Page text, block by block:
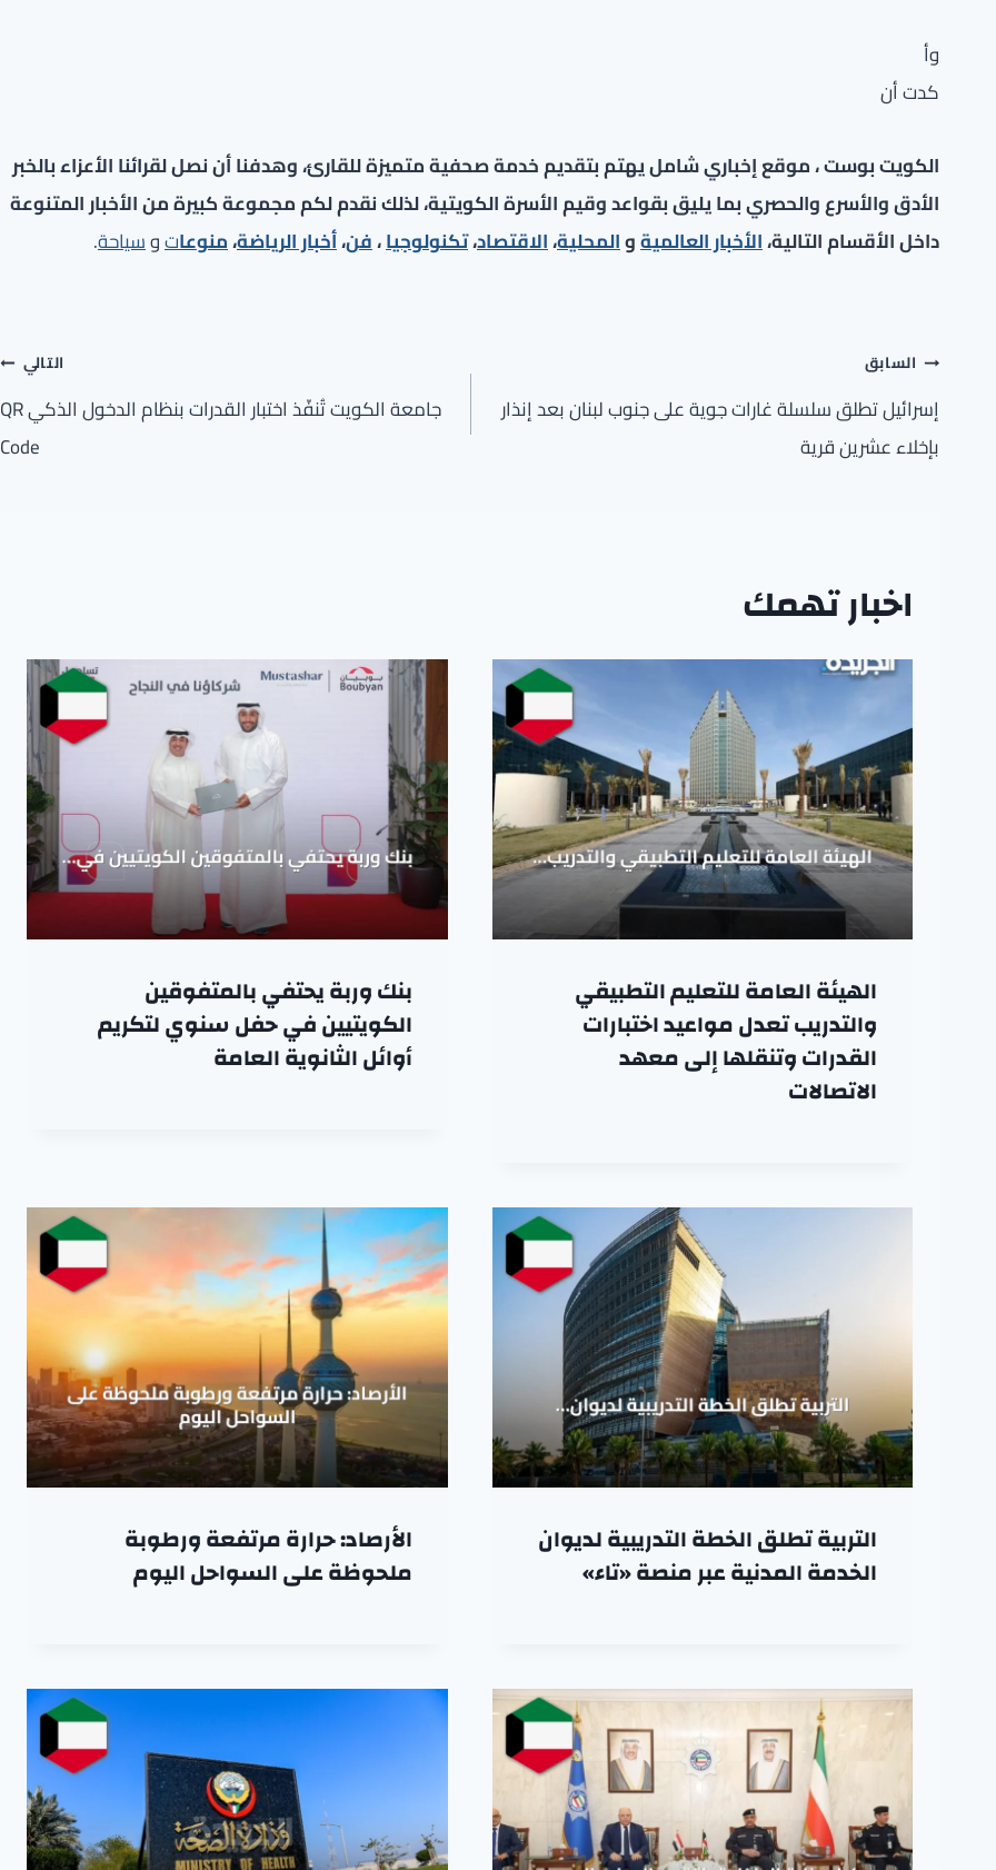
وأ
كدت أن
الكويت بوست ، موقع إخباري شامل يهتم بتقديم خدمة صحفية متميزة للقارئ، وهدفنا أن نصل لقرائنا الأعزاء بالخبر
الأدق والأسرع والحصري بما يليق بقواعد وقيم الأسرة الكويتية، لذلك نقدم لكم مجموعة كبيرة من الأخبار المتنوعة
داخل الأقسام التالية،الأخبار العالميةوالمحلية،الاقتصاد،تكنولوجيا،فن،أخبار الرياضة،منوعاتوسياحة.
تصفّح
المقالات
السابق
إسرائيل تطلق سلسلة غارات جوية على جنوب لبنان بعد إنذار
بإخلاء عشرين قرية
التالي
جامعة الكويت تُنفّذ اختبار القدرات بنظام الدخول الذكي QR
Code
اخبار تهمك
الهيئة العامة للتعليم التطبيقي
والتدريب تعدل مواعيد اختبارات
القدرات وتنقلها إلى معهد
الاتصالات
بنك وربة يحتفي بالمتفوقين
الكويتيين في حفل سنوي لتكريم
أوائل الثانوية العامة
التربية تطلق الخطة التدريبية لديوان
الخدمة المدنية عبر منصة «تاء»
الأرصاد: حرارة مرتفعة ورطوبة
ملحوظة على السواحل اليوم